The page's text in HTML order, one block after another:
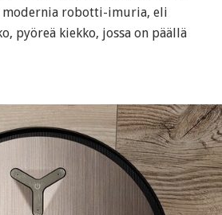
modernia robotti-imuria, eli
pyöreä kiekko, jossa on päällä